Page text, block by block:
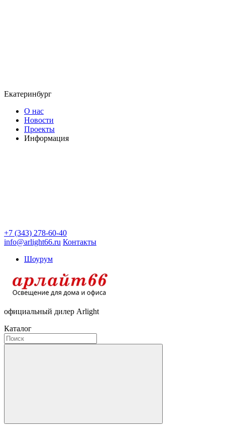
Екатеринбург
О нас
Новости
Проекты
Информация
+7 (343) 278-60-40
info@arlight66.ru Контакты
Шоурум
официальный дилер Arlight
Каталог